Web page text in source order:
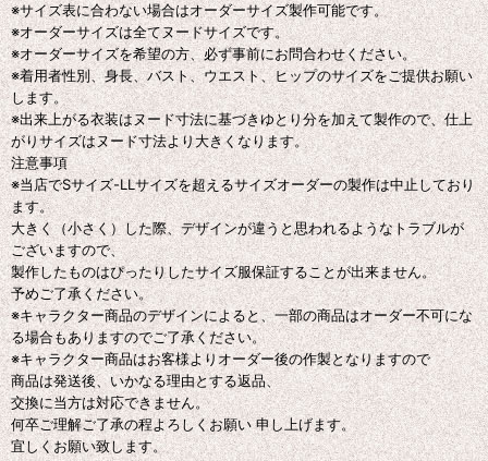
※サイズ表に合わない場合はオーダーサイズ製作可能です。
※オーダーサイズは全てヌードサイズです。
※オーダーサイズを希望の方、必ず事前にお問合わせください。
※着用者性別、身長、バスト、ウエスト、ヒップのサイズをご提供お願い
します。
※出来上がる衣装はヌード寸法に基づきゆとり分を加えて製作ので、仕上
がりサイズはヌード寸法より大きくなります。
注意事項
※当店でSサイズ-LLサイズを超えるサイズオーダーの製作は中止しており
ます。
大きく（小さく）した際、デザインが違うと思われるようなトラブルが
ございますので、
製作したものはぴったりしたサイズ服保証することが出来ません。
予めご了承ください。
※キャラクター商品のデザインによると、一部の商品はオーダー不可にな
る場合もありますのでご了承ください。
※キャラクター商品はお客様よりオーダー後の作製となりますので
商品は発送後、いかなる理由とする返品、
交換に当方は対応できません。
何卒ご理解ご了承の程よろしくお願い 申し上げます。
宜しくお願い致します。